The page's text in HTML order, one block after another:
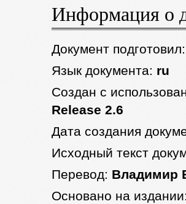
Информация о
Документ
Язык документа: ru
Создан с
Release 2.6
Дата создания
Исходный текст
Перевод: Владимир
Основано на